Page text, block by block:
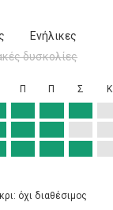
Ενήλικες
δυσκολίες
Π Π Σ Κ
όχι διαθέσιμος